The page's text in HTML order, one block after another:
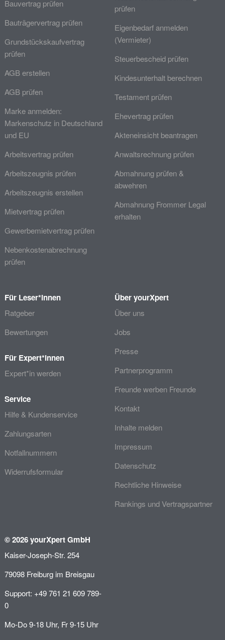
Bauvertrag prüfen
Bauträgervertrag prüfen
Grundstückskaufvertrag
prüfen
AGB erstellen
AGB prüfen
Marke anmelden:
Markenschutz in Deutschland
und EU
Arbeitsvertrag prüfen
Arbeitszeugnis prüfen
Arbeitszeugnis erstellen
Mietvertrag prüfen
Gewerbemietvertrag prüfen
Nebenkostenabrechnung
prüfen
prüfen
Eigenbedarf anmelden
(Vermieter)
Steuerbescheid prüfen
Kindesunterhalt berechnen
Testament prüfen
Ehevertrag prüfen
Akteneinsicht beantragen
Anwaltsrechnung prüfen
Abmahnung prüfen &
abwehren
Abmahnung Frommer Legal
erhalten
Für Leser*innen
Ratgeber
Bewertungen
Für Expert*innen
Expert*in werden
Service
Hilfe & Kundenservice
Zahlungsarten
Notfallnummern
Widerrufsformular
Über yourXpert
Über uns
Jobs
Presse
Partnerprogramm
Freunde werben Freunde
Kontakt
Inhalte melden
Impressum
Datenschutz
Rechtliche Hinweise
Rankings und Vertragspartner
© 2026 yourXpert GmbH
Kaiser-Joseph-Str. 254
79098 Freiburg im Breisgau
Support: +49 761 21 609 789-
0
Mo-Do 9-18 Uhr, Fr 9-15 Uhr